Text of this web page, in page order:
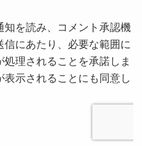
を読み、コメント承認機
にあたり、必要な範囲に
理されることを承諾しま
示されることにも同意し